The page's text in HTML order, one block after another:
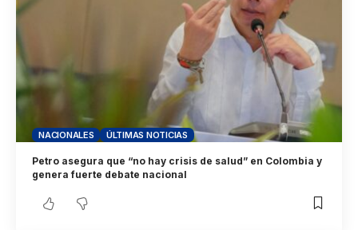
NACIONALES ÚLTIMAS NOTICIAS
Petro asegura que “no hay crisis de salud” en Colombia y
genera fuerte debate nacional